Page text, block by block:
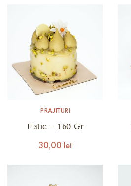
PRĂJITURI
Fistic – 160 Gr
30,00 lei